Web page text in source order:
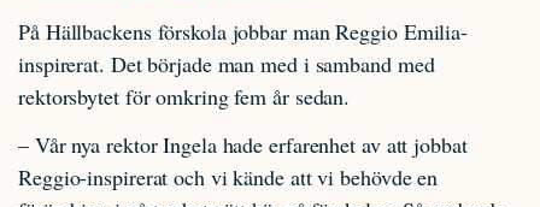
På Hällbackens förskola jobbar man Reggio Emilia-
inspirerat. Det började man med i samband med
rektorsbytet för omkring fem år sedan.
– Vår nya rektor Ingela hade erfarenhet av att jobbat
Reggio-inspirerat och vi kände att vi behövde en